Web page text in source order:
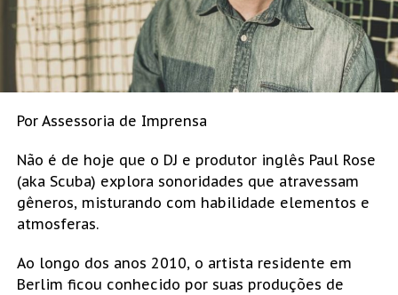
Por Assessoria de Imprensa
Não é de hoje que o DJ e produtor inglês Paul Rose
(aka Scuba) explora sonoridades que atravessam
gêneros, misturando com habilidade elementos e
atmosferas.
Ao longo dos anos 2010, o artista residente em
Berlim ficou conhecido por suas produções de